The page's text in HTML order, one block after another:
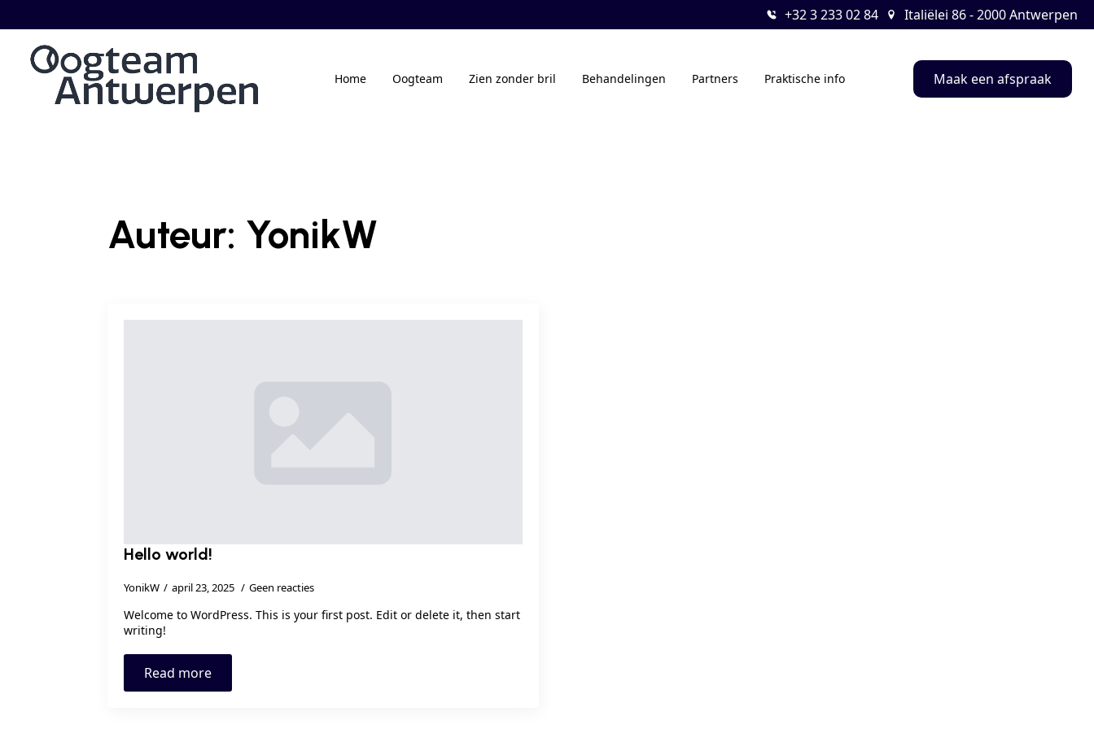
+32 3 233 02 84 Italiëlei 86 - 2000 Antwerpen
Home Oogteam Zien zonder bril Behandelingen Partners Praktische info Maak een afspraak
Auteur: YonikW
Hello world!
YonikW april 23, 2025 Geen reacties
Welcome to WordPress. This is your first post. Edit or delete it, then start
writing!
Read more